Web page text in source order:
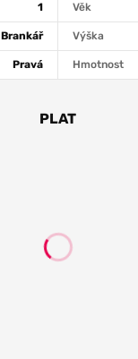
1 Věk
Brankář Výška
Pravá Hmotnost
PLAT